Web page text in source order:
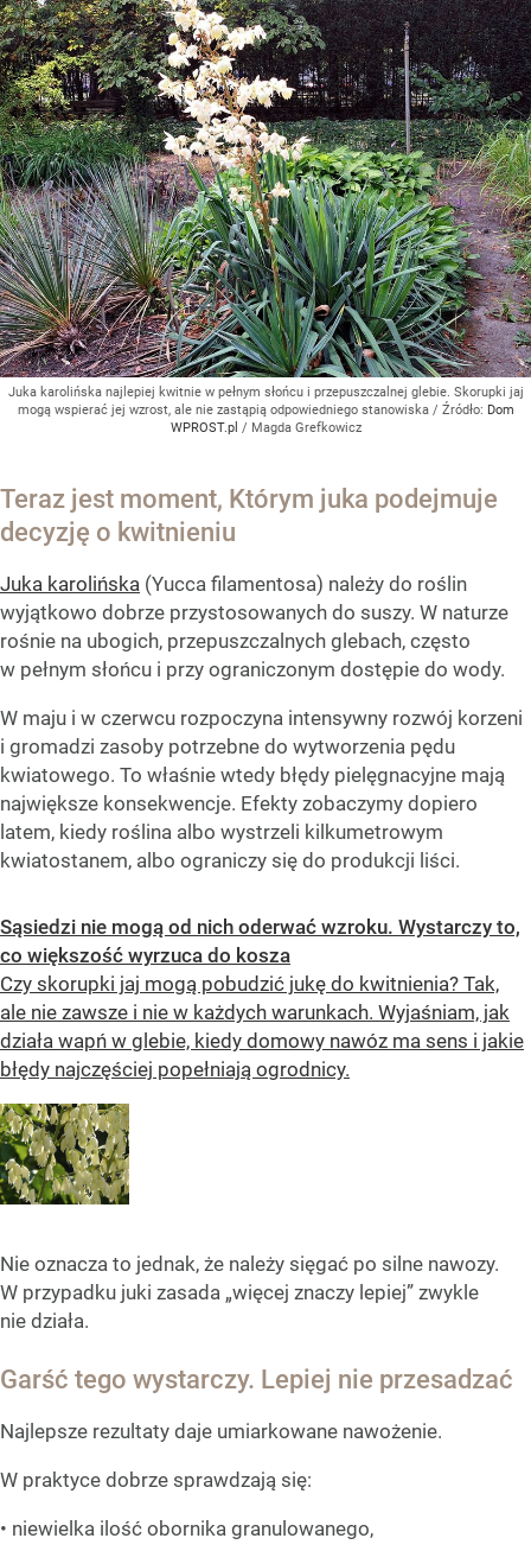
Juka karolińska najlepiej kwitnie w pełnym słońcu i przepuszczalnej glebie. Skorupki jaj
mogą wspierać jej wzrost, ale nie zastąpią odpowiedniego stanowiska / Źródło: Dom
WPROST.pl / Magda Grefkowicz
Teraz jest moment, Którym juka podejmuje
decyzję o kwitnieniu
Juka karolińska (Yucca filamentosa) należy do roślin
wyjątkowo dobrze przystosowanych do suszy. W naturze
rośnie na ubogich, przepuszczalnych glebach, często
w pełnym słońcu i przy ograniczonym dostępie do wody.
W maju i w czerwcu rozpoczyna intensywny rozwój korzeni
i gromadzi zasoby potrzebne do wytworzenia pędu
kwiatowego. To właśnie wtedy błędy pielęgnacyjne mają
największe konsekwencje. Efekty zobaczymy dopiero
latem, kiedy roślina albo wystrzeli kilkumetrowym
kwiatostanem, albo ograniczy się do produkcji liści.
Sąsiedzi nie mogą od nich oderwać wzroku. Wystarczy to,
co większość wyrzuca do kosza
Czy skorupki jaj mogą pobudzić jukę do kwitnienia? Tak,
ale nie zawsze i nie w każdych warunkach. Wyjaśniam, jak
działa wapń w glebie, kiedy domowy nawóz ma sens i jakie
błędy najczęściej popełniają ogrodnicy.
Nie oznacza to jednak, że należy sięgać po silne nawozy.
W przypadku juki zasada „więcej znaczy lepiej” zwykle
nie działa.
Garść tego wystarczy. Lepiej nie przesadzać
Najlepsze rezultaty daje umiarkowane nawożenie.
W praktyce dobrze sprawdzają się:
• niewielka ilość obornika granulowanego,